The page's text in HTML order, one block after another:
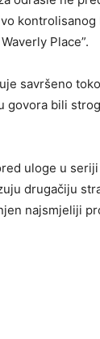
Place”.
savršeno
govora bili
uloge u
drugačiju
najsmjeliji